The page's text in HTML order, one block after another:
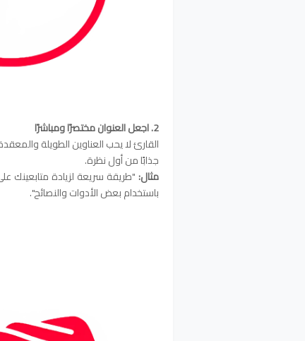
2. اجعل العنوان مختصرًا ومباشرًا
القارئ لا يحب العناوين الطويلة
جذابًا من أول نظرة.
مثال: "طريقة سريعة لزيادة متابعينك
باستخدام بعض الأدوات والنصائح".